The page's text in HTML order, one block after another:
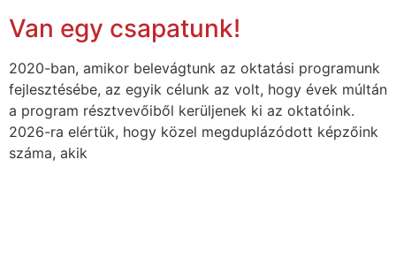
Van egy csapatunk!
2020-ban, amikor belevágtunk az oktatási programunk
fejlesztésébe, az egyik célunk az volt, hogy évek múltán
a program résztvevőiből kerüljenek ki az oktatóink.
2026-ra elértük, hogy közel megduplázódott képzőink
száma, akik